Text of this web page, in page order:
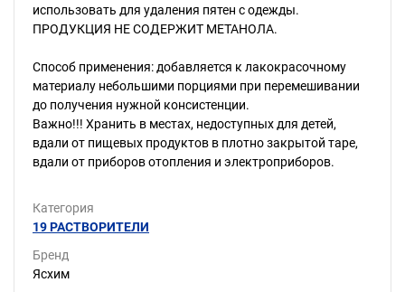
использовать для удаления пятен с одежды.
ПРОДУКЦИЯ НЕ СОДЕРЖИТ МЕТАНОЛА.
Способ применения: добавляется к лакокрасочному
материалу небольшими порциями при перемешивании
до получения нужной консистенции.
Важно!!! Хранить в местах, недоступных для детей,
вдали от пищевых продуктов в плотно закрытой таре,
вдали от приборов отопления и электроприборов.
Категория
19 РАСТВОРИТЕЛИ
Бренд
Ясхим